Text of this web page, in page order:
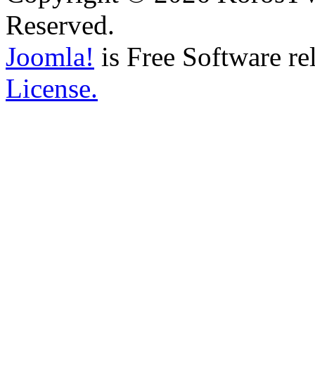
Reserved.
Joomla! is Free Software
License.